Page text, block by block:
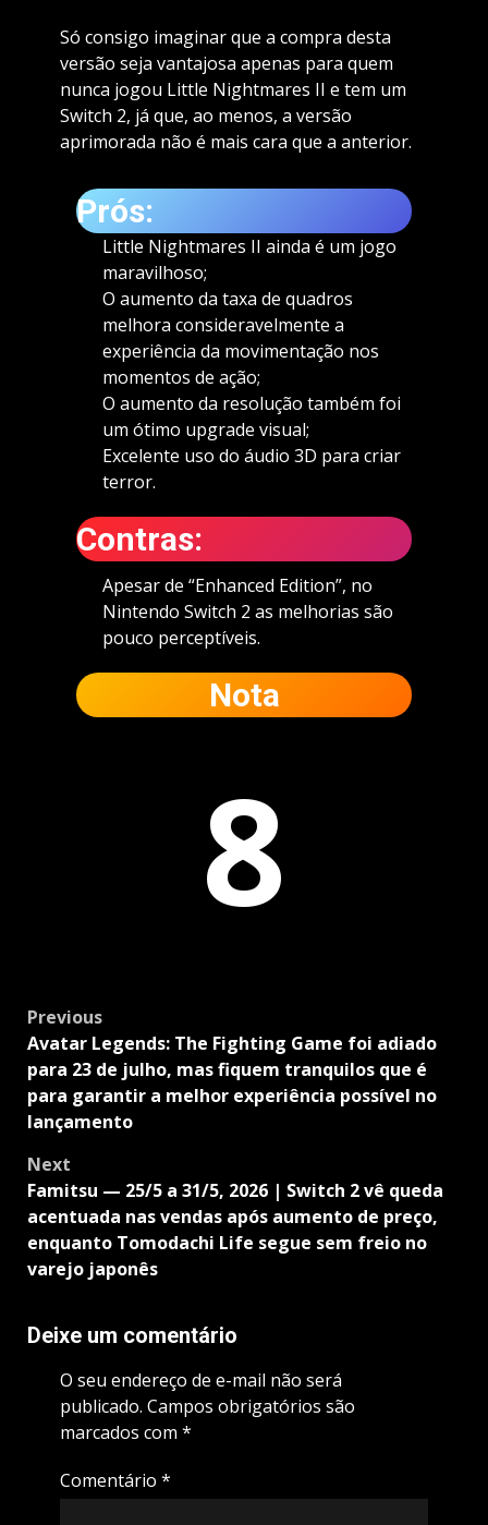
Só consigo imaginar que a compra desta
versão seja vantajosa apenas para quem
nunca jogou Little Nightmares II e tem um
Switch 2, já que, ao menos, a versão
aprimorada não é mais cara que a anterior.
Prós:
Little Nightmares II ainda é um jogo
maravilhoso;
O aumento da taxa de quadros
melhora consideravelmente a
experiência da movimentação nos
momentos de ação;
O aumento da resolução também foi
um ótimo upgrade visual;
Excelente uso do áudio 3D para criar
terror.
Contras:
Apesar de “Enhanced Edition”, no
Nintendo Switch 2 as melhorias são
pouco perceptíveis.
Nota
8
Post
navigation
Previous
Avatar Legends: The Fighting Game foi adiado
para 23 de julho, mas fiquem tranquilos que é
para garantir a melhor experiência possível no
lançamento
Next
Famitsu — 25/5 a 31/5, 2026 | Switch 2 vê queda
acentuada nas vendas após aumento de preço,
enquanto Tomodachi Life segue sem freio no
varejo japonês
Deixe um comentário
O seu endereço de e-mail não será
publicado. Campos obrigatórios são
marcados com *
Comentário *